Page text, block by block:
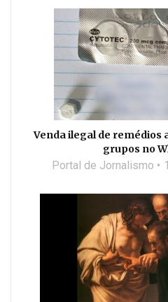
Venda ilegal de remédios
grupos no
Portal de Jornalismo